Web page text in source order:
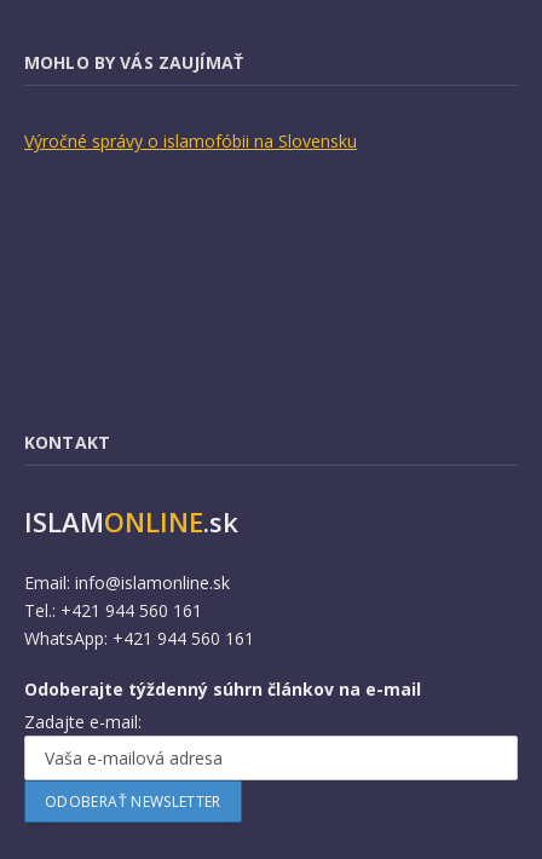
MOHLO BY VÁS ZAUJÍMAŤ
Výročné správy o islamofóbii na Slovensku
KONTAKT
ISLAMONLINE.sk
Email: info@islamonline.sk
Tel.: +421 944 560 161
WhatsApp: +421 944 560 161
Odoberajte týždenný súhrn článkov na e-mail
Zadajte e-mail: